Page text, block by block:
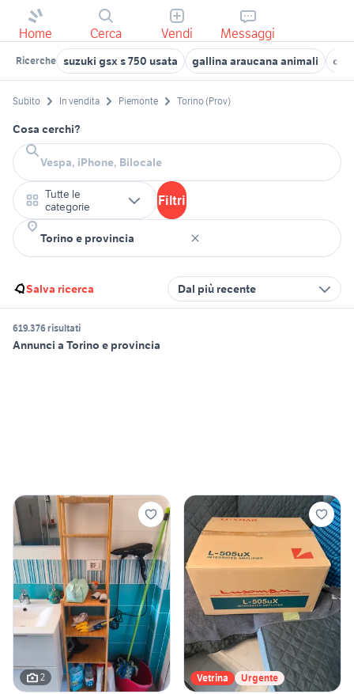
Home Cerca Vendi Messaggi
Ricerche suzuki gsx s 750 usata gallina araucana animali
Subito In vendita Piemonte Torino (Prov)
Cosa cerchi?
Tutte le
categorie
Filtri
Salva ricerca Dal più recente
619.376 risultati
Annunci a Torino e provincia
2 Vetrina Urgente